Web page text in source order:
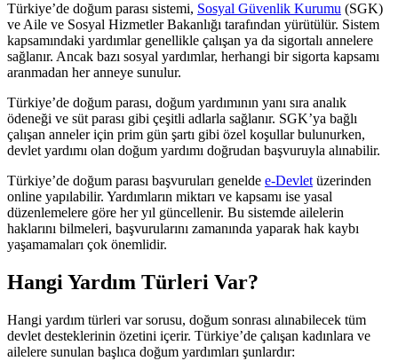
Türkiye’de doğum parası sistemi, Sosyal Güvenlik Kurumu (SGK)
ve Aile ve Sosyal Hizmetler Bakanlığı tarafından yürütülür. Sistem
kapsamındaki yardımlar genellikle çalışan ya da sigortalı annelere
sağlanır. Ancak bazı sosyal yardımlar, herhangi bir sigorta kapsamı
aranmadan her anneye sunulur.
Türkiye’de doğum parası, doğum yardımının yanı sıra analık
ödeneği ve süt parası gibi çeşitli adlarla sağlanır. SGK’ya bağlı
çalışan anneler için prim gün şartı gibi özel koşullar bulunurken,
devlet yardımı olan doğum yardımı doğrudan başvuruyla alınabilir.
Türkiye’de doğum parası başvuruları genelde e-Devletüzerinden
online yapılabilir. Yardımların miktarı ve kapsamı ise yasal
düzenlemelere göre her yıl güncellenir. Bu sistemde ailelerin
haklarını bilmeleri, başvurularını zamanında yaparak hak kaybı
yaşamamaları çok önemlidir.
Hangi Yardım Türleri Var?
Hangi yardım türleri var sorusu, doğum sonrası alınabilecek tüm
devlet desteklerinin özetini içerir. Türkiye’de çalışan kadınlara ve
ailelere sunulan başlıca doğum yardımları şunlardır: